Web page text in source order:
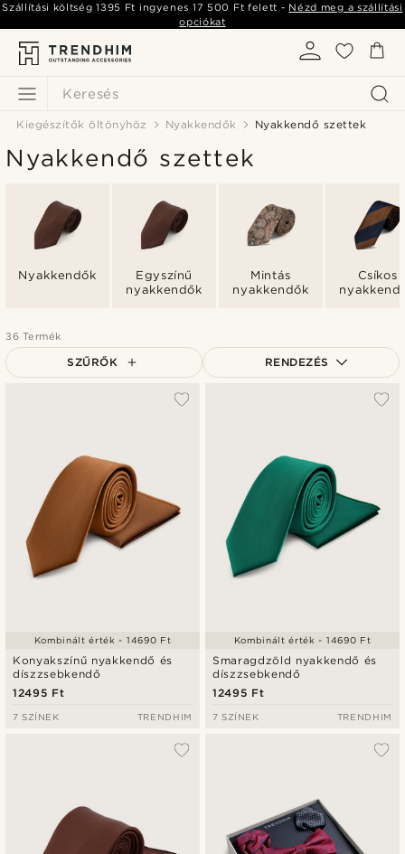
Keresés
Szállítási költség1395 Ft ingyenes 17 500 Ft felett - Nézd meg a szállítási
opciókat
Kiegészítők öltönyhöz Nyakkendők Nyakkendő szettek
Nyakkendő szettek
Nyakkendők
Egyszínű
nyakkendők
Mintás
nyakkendők
Csíkos
36 Termék
SZŰRŐK RENDEZÉS
Legmagasabb ár
Konyakszínű nyakkendő és
díszzsebkendő
12495 Ft
Kombinált érték - 14690 Ft
7 SZÍNEK TRENDHIM
Smaragdzöld nyakkendő és
díszzsebkendő
12495 Ft
Kombinált érték - 14690 Ft
7 SZÍNEK TRENDHIM